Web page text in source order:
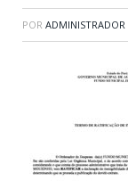
POR ADMINISTRADOR